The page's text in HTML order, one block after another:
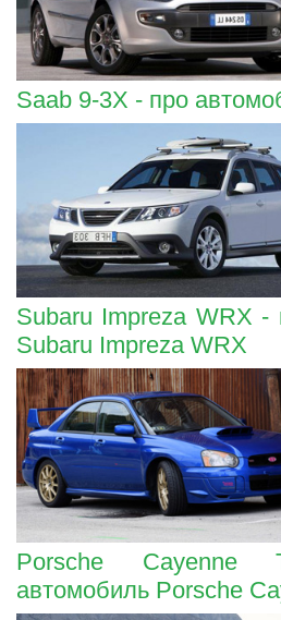
Saab 9-3X - про
Subaru Impreza WRX -
Subaru Impreza WRX
Porsche
автомобиль Porsche